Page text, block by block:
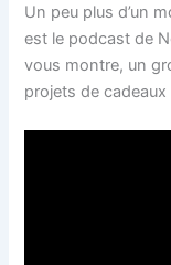
Un peu plus d’un
est le podcast de
vous montre, un
projets de cadeaux